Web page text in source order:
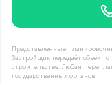
Представленные
Застройщик передаёт объект
строительстве. Любая
государственных органов.